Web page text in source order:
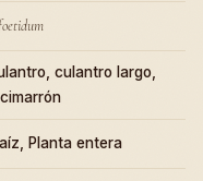
culantro largo,
Planta entera